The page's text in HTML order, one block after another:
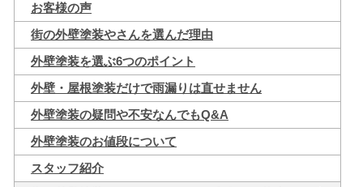
お客様の声
街の外壁塗装やさんを選んだ理由
外壁塗装を選ぶ6つのポイント
外壁・屋根塗装だけで雨漏りは直せません
外壁塗装の疑問や不安なんでもQ&A
外壁塗装のお値段について
スタッフ紹介